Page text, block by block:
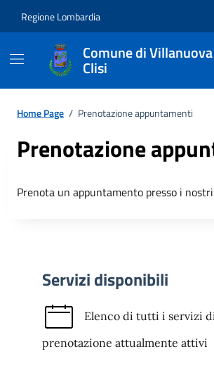
Regione Lombardia
Comune di
Clisi
Home Page / Prenotazione appuntamenti
Prenotazione
Prenota un appuntamento presso i
Servizi disponibili
Elenco di tutti i servizi
prenotazione attualmente attivi